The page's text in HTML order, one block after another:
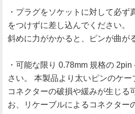
・プラグをソケットに対して必ず
をつけずに差し込んでください。
斜めに力がかかると、ピンが曲が
・可能な限り 0.78mm 規格の
さい。 本製品より太いピンのケー
コネクターの破損や緩みが生じる
お、リケーブルによるコネクター